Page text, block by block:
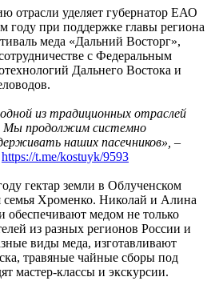
отрасли уделяет губернатор ЕАО
году при поддержке главы региона
меда «Дальний Восторг»,
с Федеральным
Дальнего Востока и
из традиционных отраслей
Мы продолжим системно
наших пасечников», –
https://t.me/kostuyk/9593
гектар земли в Облученском
семья Хроменко. Николай и Алина
обеспечивают медом не только
из разных регионов России и
виды меда, изготавливают
травяные чайные сборы под
мастер-классы и экскурсии.